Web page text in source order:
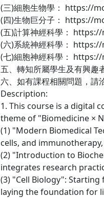
(三)細胞生物學： https://
(四)生物巨分子： https://
(五)計算神經科學：
(六)系統神經科學：
(七)細胞神經科學：
五、轉知所屬學生及有興趣
六、如有課程相關問題，請
Description:
1. This course is a digital
theme of "Biomedicine ×
(1) "Modern Biomedical
cells, and
(2) "Introduction to
integrates research
(3) "Cell Biology":
laying the foundation for